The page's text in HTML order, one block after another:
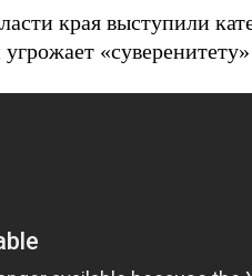
края выступили